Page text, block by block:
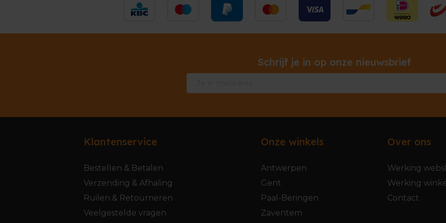
Schrijf je in op onze nieuwsbrief
Klantenservice
Bestellen & Betalen
Verzending & Afhaling
Ruilen & Retourneren
Veelgestelde vragen
Onze winkels
Antwerpen
Gent
Paal-Beringen
Zaventem
Over ons
Werking
Werking
Contact